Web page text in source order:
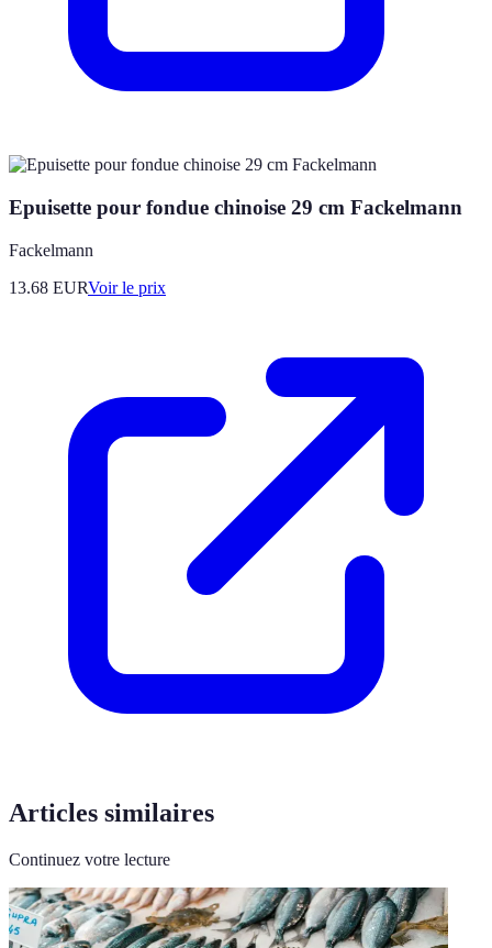
Epuisette pour fondue chinoise 29 cm Fackelmann
Fackelmann
13.68 EURVoir le prix
Articles similaires
Continuez votre lecture